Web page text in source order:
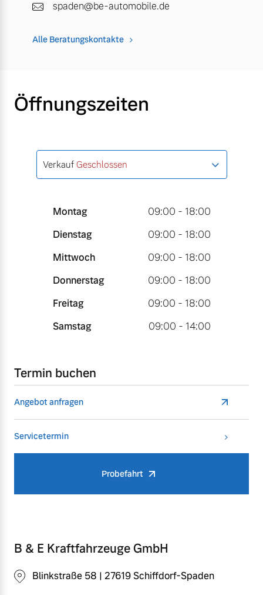
spaden@be-automobile.de
Alle Beratungskontakte
Öffnungszeiten
Verkauf Geschlossen
Montag
09:00 - 18:00
Dienstag
09:00 - 18:00
Mittwoch
09:00 - 18:00
Donnerstag
09:00 - 18:00
Freitag
09:00 - 18:00
Samstag
09:00 - 14:00
Termin buchen
Angebot anfragen
Servicetermin
Probefahrt
B & E Kraftfahrzeuge GmbH
Blinkstraße 58 | 27619 Schiffdorf-Spaden